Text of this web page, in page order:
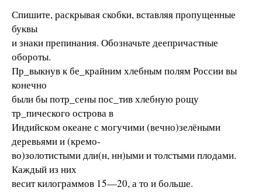
Спишите, раскрывая скобки, вставляя пропущенные
буквы
и знаки препинания. Обозначьте деепричастные
обороты.
Пр_выкнув к бе_крайним хлебным полям России вы
конечно
были бы потр_сены пос_тив хлебную рощу
тр_пического острова в
Индийском океане с могучими (вечно)зелёными
деревьями и (кремо-
во)золотистыми дли(н, нн)ыми и толстыми плодами.
Каждый из них
весит килограммов 15—20, а то и больше.